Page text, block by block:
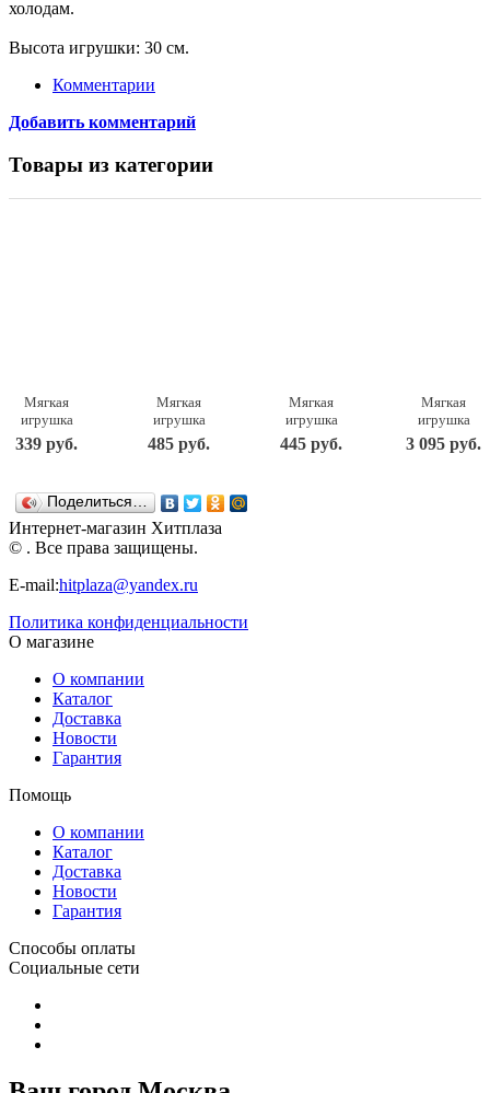
холодам.
Высота игрушки: 30 см.
Комментарии
Добавить комментарий
Товары из категории
Мягкая
игрушка
Собака в
платье, 16
339 руб.
Мягкая
игрушка
Собака в
ушанке с
485 руб.
Мягкая
игрушка
Собака в
шапке, 18
445 руб.
Мягкая
игрушка
Собачка
бежевая
3 095 руб.
Поделиться…
Интернет-магазин Хитплаза
© . Все права защищены.
E-mail:hitplaza@yandex.ru
Политика конфиденциальности
О магазине
О компании
Каталог
Доставка
Новости
Гарантия
Помощь
О компании
Каталог
Доставка
Новости
Гарантия
Способы оплаты
Социальные сети